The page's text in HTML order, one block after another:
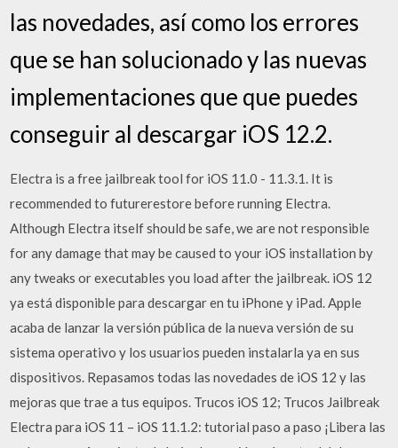
las novedades, así como los errores
que se han solucionado y las nuevas
implementaciones que que puedes
conseguir al descargar iOS 12.2.
Electra is a free jailbreak tool for iOS 11.0 - 11.3.1. It is
recommended to futurerestore before running Electra.
Although Electra itself should be safe, we are not responsible
for any damage that may be caused to your iOS installation by
any tweaks or executables you load after the jailbreak. iOS 12
ya está disponible para descargar en tu iPhone y iPad. Apple
acaba de lanzar la versión pública de la nueva versión de su
sistema operativo y los usuarios pueden instalarla ya en sus
dispositivos. Repasamos todas las novedades de iOS 12 y las
mejoras que trae a tus equipos. Trucos iOS 12; Trucos Jailbreak
Electra para iOS 11 – iOS 11.1.2: tutorial paso a paso ¡Libera las